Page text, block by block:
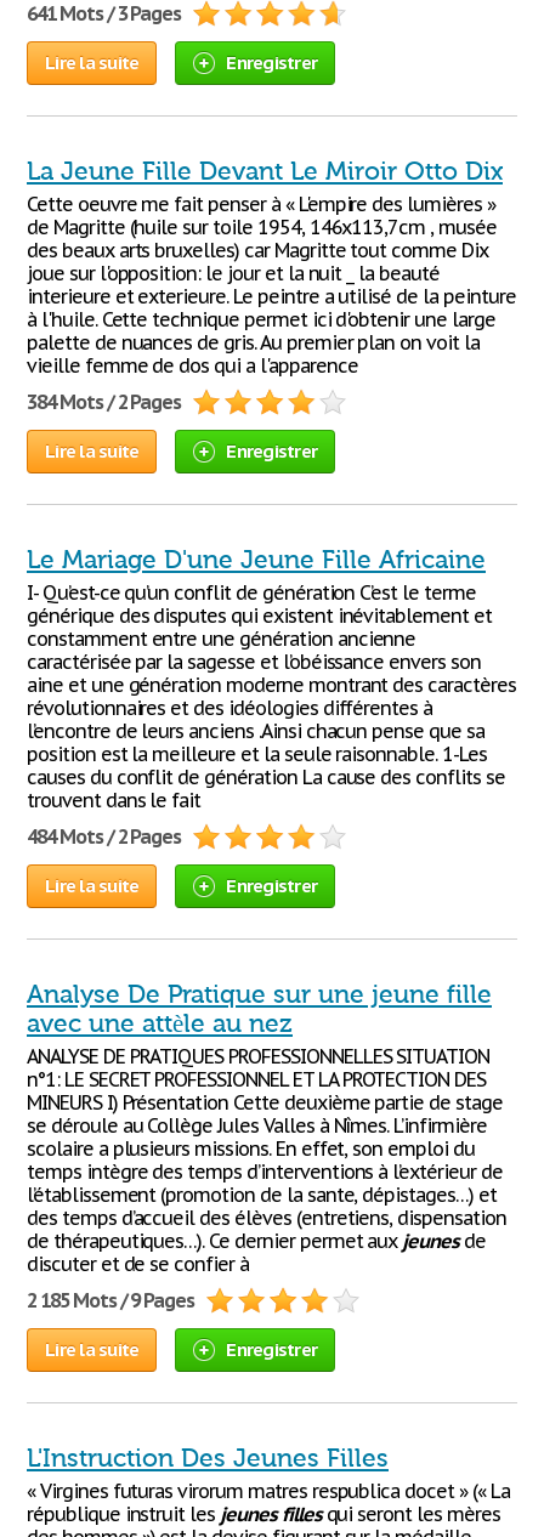
641 Mots / 3 Pages
Lire la suite Enregistrer
La Jeune Fille Devant Le Miroir Otto Dix
Cette oeuvre me fait penser à « L'empire des lumières »
de Magritte (huile sur toile 1954, 146x113,7cm , musée
des beaux arts bruxelles) car Magritte tout comme Dix
joue sur l'opposition: le jour et la nuit _ la beauté
interieure et exterieure. Le peintre a utilisé de la peinture
à l'huile. Cette technique permet ici d'obtenir une large
palette de nuances de gris. Au premier plan on voit la
vieille femme de dos qui a l'apparence
384 Mots / 2 Pages
Lire la suite Enregistrer
Le Mariage D'une Jeune Fille Africaine
I- Qu’est-ce qu’un conflit de génération C’est le terme
générique des disputes qui existent inévitablement et
constamment entre une génération ancienne
caractérisée par la sagesse et l’obéissance envers son
aine et une génération moderne montrant des caractères
révolutionnaires et des idéologies différentes à
l’encontre de leurs anciens .Ainsi chacun pense que sa
position est la meilleure et la seule raisonnable. 1-Les
causes du conflit de génération La cause des conflits se
trouvent dans le fait
484 Mots / 2 Pages
Lire la suite Enregistrer
Analyse De Pratique sur une jeune fille
avec une attèle au nez
ANALYSE DE PRATIQUES PROFESSIONNELLES SITUATION
n°1: LE SECRET PROFESSIONNEL ET LA PROTECTION DES
MINEURS I) Présentation Cette deuxième partie de stage
se déroule au Collège Jules Valles à Nîmes. L’infirmière
scolaire a plusieurs missions. En effet, son emploi du
temps intègre des temps d’interventions à l’extérieur de
l’établissement (promotion de la sante, dépistages…) et
des temps d’accueil des élèves (entretiens, dispensation
de thérapeutiques…). Ce dernier permet aux jeunesde
discuter et de se confier à
2 185 Mots / 9 Pages
Lire la suite Enregistrer
L'Instruction Des Jeunes Filles
« Virgines futuras virorum matres respublica docet » (« La
république instruit les jeunes fillesqui seront les mères